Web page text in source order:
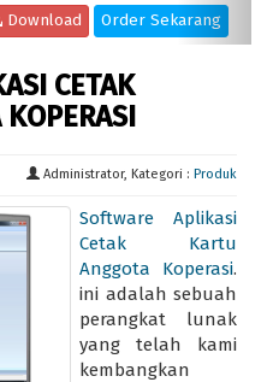
Download
CETAK
Administrator, Kategori : Produk
Software Aplikasi
Cetak Kartu
Anggota Koperasi.
ini adalah sebuah
perangkat lunak
yang telah kami
kembangkan